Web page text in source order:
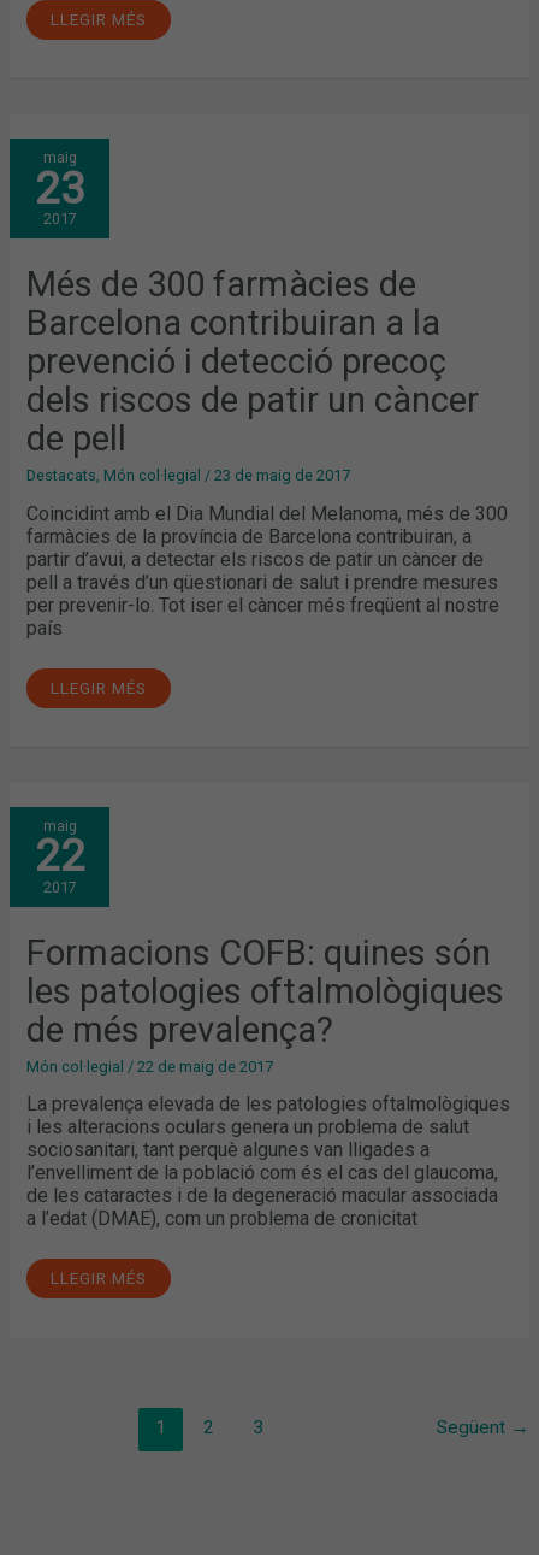
LLEGIR MÉS
maig
23
2017
Més de 300 farmàcies de
Barcelona contribuiran a la
prevenció i detecció precoç
dels riscos de patir un càncer
de pell
Destacats Món col·legial /23 de maig de 2017
Coincidint amb el Dia Mundial del Melanoma, més de 300
farmàcies de la província de Barcelona contribuiran, a
partir d’avui, a detectar els riscos de patir un càncer de
pell a través d’un qüestionari de salut i prendre mesures
per prevenir-lo. Tot iser el càncer més freqüent al nostre
país
MÉS
DE
300
FARMÀCIES
DE
BARCELONA
CONTRIBUIRAN
LA
PREVENCIÓ
I
DETECCIÓ
PRECOÇ
RISCOS
DE
PATIR
UN
CÀNCER
DE
PELL
LLEGIR MÉS
maig
22
2017
Formacions COFB: quines són
les patologies oftalmològiques
de més prevalença?
Món col·legial /22 de maig de 2017
La prevalença elevada de les patologies oftalmològiques
i les alteracions oculars genera un problema de salut
sociosanitari, tant perquè algunes van lligades a
l’envelliment de la població com és el cas del glaucoma,
de les cataractes i de la degeneració macular associada
a l’edat (DMAE), com un problema de cronicitat
FORMACIONS
COFB:
QUINES
SÓN
LES
PATOLOGIES
OFTALMOLÒGIQUES
PREVALENÇA?
LLEGIR MÉS
1 2 3 Següent →